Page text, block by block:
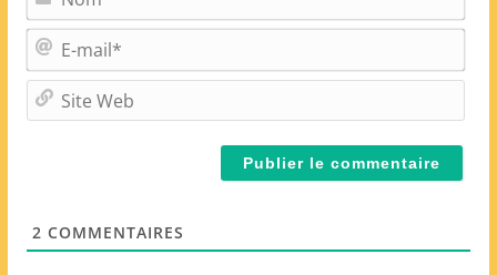
o
m
-
m
i
2 COMMENTAIRES